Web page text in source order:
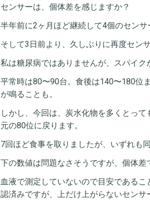
センサーは、個体差を感じますか？
半年前に2ヶ月ほど継続して4個のセン
そして3日前より、久しぶりに再度セン
私は糖尿病ではありませんが、スパイク
平常時は80〜90台。食後は140〜180位
が鳴ることも。
しかし、今回は、炭水化物を多くとっ
元の80位に戻ります。
7回ほど食事を取りましたが、いずれも
下の数値は問題なさそうですが、個体
血液で測定していないので目安である
認済みですが、上だけ上がらないセンサ